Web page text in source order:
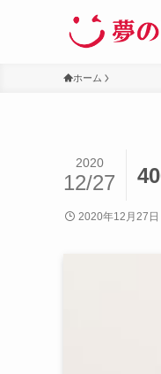
ホーム
2020
12/27
2020年12月27日